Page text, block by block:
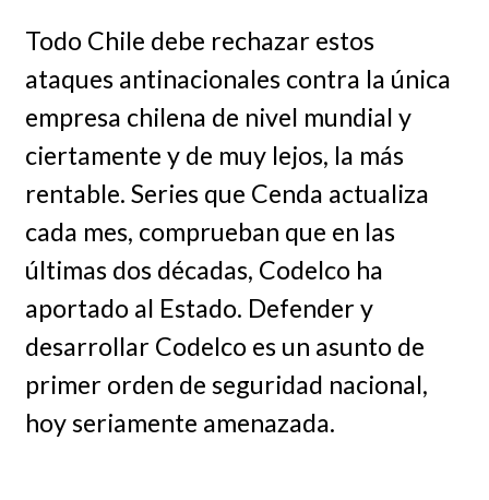
Todo Chile debe rechazar estos
ataques antinacionales contra la única
empresa chilena de nivel mundial y
ciertamente y de muy lejos, la más
rentable. Series que Cenda actualiza
cada mes, comprueban que en las
últimas dos décadas, Codelco ha
aportado al Estado. Defender y
desarrollar Codelco es un asunto de
primer orden de seguridad nacional,
hoy seriamente amenazada.